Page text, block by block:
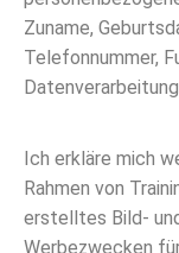
Zuname,
Telefonnummer,
Ich erkläre mich
Rahmen von
erstelltes Bild-
Werbezwecken